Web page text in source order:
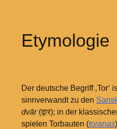
Etymologie
Der deutsche Begriff ‚Tor‘
sinnverwandt zu den
dvār(द्वार); in der
spielen Torbauten (toranas